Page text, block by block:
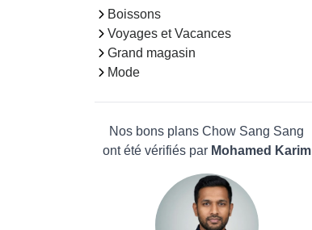
Boissons
Voyages et Vacances
Grand magasin
Mode
Nos bons plans Chow Sang Sang
ont été vérifiés par Mohamed Karim